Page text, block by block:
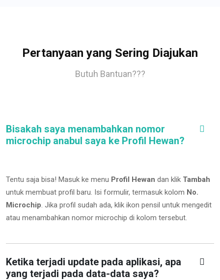
Pertanyaan yang Sering Diajukan
Butuh Bantuan???
Bisakah saya menambahkan nomor
microchip anabul saya ke Profil Hewan?
Tentu saja bisa! Masuk ke menu Profil Hewan dan klik Tambah
untuk membuat profil baru. Isi formulir, termasuk kolom No.
Microchip. Jika profil sudah ada, klik ikon pensil untuk mengedit
atau menambahkan nomor microchip di kolom tersebut.
Ketika terjadi update pada aplikasi, apa
yang terjadi pada data-data saya?